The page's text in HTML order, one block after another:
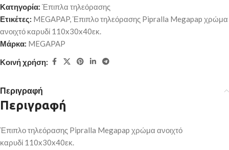
Κατηγορία: Έπιπλα τηλεόρασης
Ετικέτες: MEGAPAP,Έπιπλο τηλεόρασης Pipralla Megapap χρώμα
ανοιχτό καρυδί 110x30x40εκ.
Μάρκα: MEGAPAP
Κοινή χρήση:
Περιγραφή
Περιγραφή
Έπιπλο τηλεόρασης Pipralla Megapap χρώμα ανοιχτό
καρυδί 110x30x40εκ.